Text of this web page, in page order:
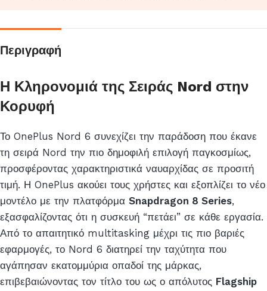
Περιγραφή
Η Κληρονομιά της Σειράς Nord στην
Κορυφή
Το OnePlus Nord 6 συνεχίζει την παράδοση που έκανε
τη σειρά Nord την πιο δημοφιλή επιλογή παγκοσμίως,
προσφέροντας χαρακτηριστικά ναυαρχίδας σε προσιτή
τιμή. Η OnePlus ακούει τους χρήστες και εξοπλίζει το νέο
μοντέλο με την πλατφόρμα Snapdragon 8 Series,
εξασφαλίζοντας ότι η συσκευή “πετάει” σε κάθε εργασία.
Από το απαιτητικό multitasking μέχρι τις πιο βαριές
εφαρμογές, το Nord 6 διατηρεί την ταχύτητα που
αγάπησαν εκατομμύρια οπαδοί της μάρκας,
επιβεβαιώνοντας τον τίτλο του ως ο απόλυτος Flagship